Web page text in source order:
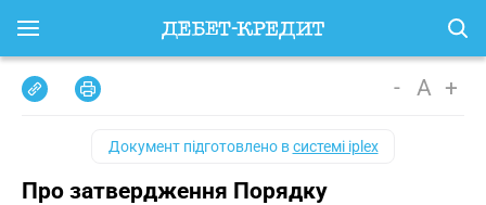
- A +
Документ підготовлено всистемі iplex
Про затвердження Порядку